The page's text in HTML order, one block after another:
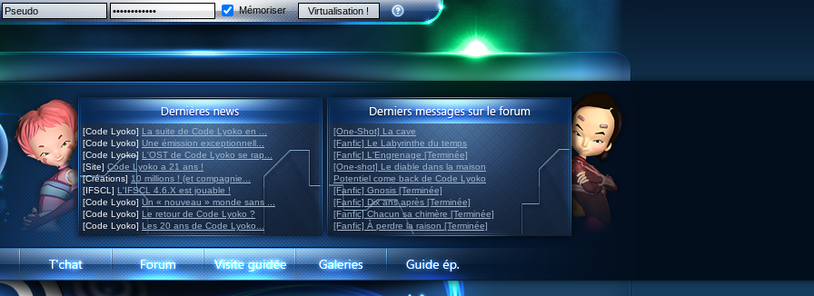
Mémoriser
[Code Lyoko] La suite de Code Lyoko en ...
[Code Lyoko] Une émission exceptionnell...
[Code Lyoko] L'OST de Code Lyoko se rap...
[Site] Code Lyoko a 21 ans !
[Créations] 10 millions ! (et compagnie...
[IFSCL] L'IFSCL 4.6.X est jouable !
[Code Lyoko] Un « nouveau » monde sans ...
[Code Lyoko] Le retour de Code Lyoko ?
[Code Lyoko] Les 20 ans de Code Lyoko...
[One-Shot] La cave
[Fanfic] Le Labyrinthe du temps
[Fanfic] L'Engrenage [Terminée]
[One-shot] Le diable dans la maison
Potentiel come back de Code Lyoko
[Fanfic] Gnosis [Terminée]
[Fanfic] Dix ans après [Terminée]
[Fanfic] Chacun sa chimère [Terminée]
[Fanfic] À perdre la raison [Terminée]